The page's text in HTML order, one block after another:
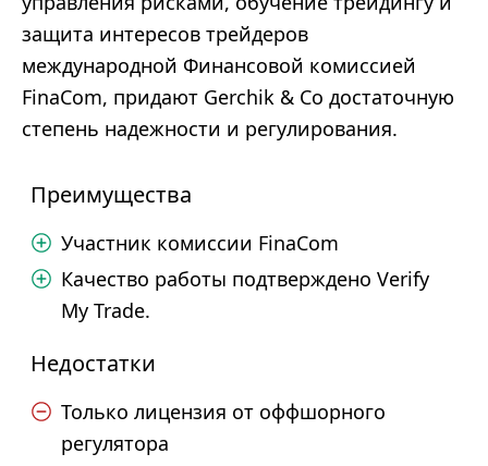
защита интересов трейдеров
международной Финансовой комиссией
FinaCom, придают Gerchik & Co достаточную
степень надежности и регулирования.
Преимущества
Участник комиссии FinaCom
Качество работы подтверждено Verify
My Trade.
Недостатки
Только лицензия от оффшорного
регулятора